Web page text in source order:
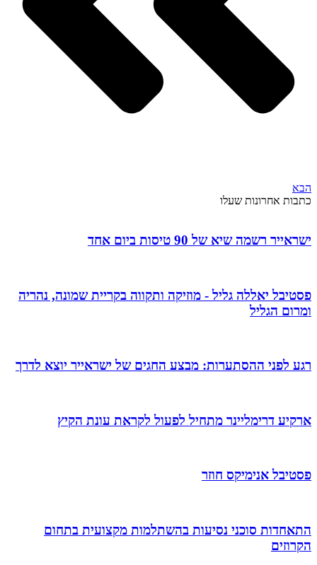
הבא
כתבות אחרונות שעלו
ישראייר רשמה שיא של 90 טיסות ביום אחד
פסטיבל יאללה גליל - מוזיקה ותקווה בקריית שמונה, נהריה
ומרום הגליל
רגע לפני ההסתערות: מבצע החגים של ישראייר יוצא לדרך
ארקיע דרימליינר מתחיל לפעול לקראת עונת הקיץ
פסטיבל אנימיקס חוזר
התאחדות סוכני נסיעות בהשתלמות מקצועית בתחום
הקרוזים